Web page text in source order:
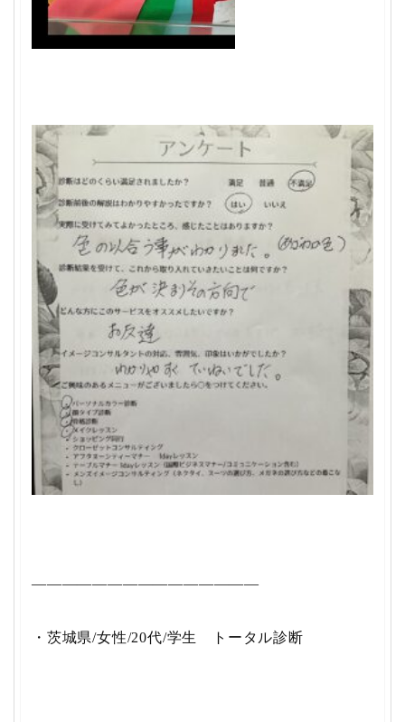
———————————————
・茨城県/女性/20代/学生 トータル診断